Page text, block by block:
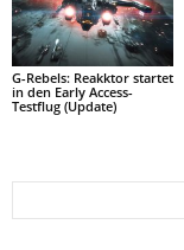
G-Rebels: Reakktor startet
in den Early Access-
Testflug (Update)